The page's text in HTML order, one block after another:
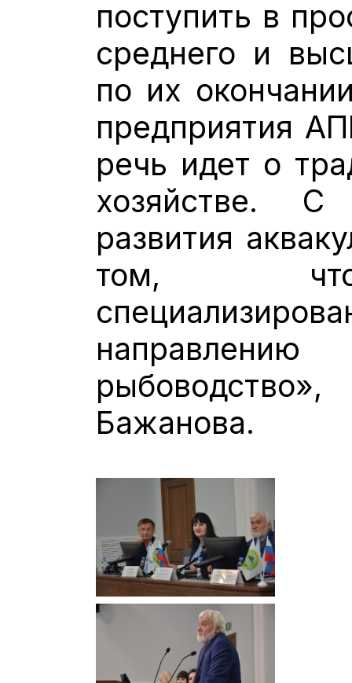
поступить в
среднего и
по их
предприятия
речь идет о
хозяйстве. С
развития
том,
Бажанова.